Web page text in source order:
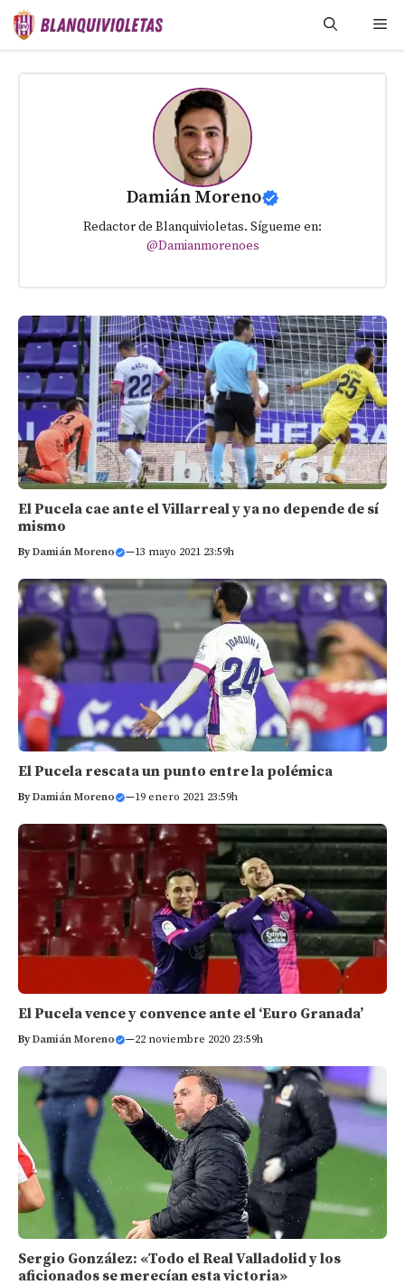
Saltar
Damián Moreno
Redactor de Blanquivioletas. Sígueme en:
@Damianmorenoes
El Pucela cae ante el Villarreal y ya no depende de sí
mismo
ByDamián Moreno —13 mayo 2021 23:59h
El Pucela rescata un punto entre la polémica
ByDamián Moreno —19 enero 2021 23:59h
El Pucela vence y convence ante el ‘Euro Granada’
ByDamián Moreno —22 noviembre 2020 23:59h
Sergio González: «Todo el Real Valladolid y los
aficionados se merecían esta victoria»